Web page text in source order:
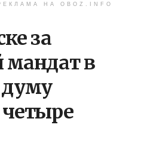
НА OBOZ.INFO
за
мандат в
думу